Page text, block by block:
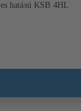
hatású KSB 4HL